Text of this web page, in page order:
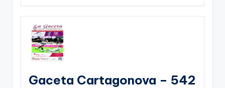
Gaceta Cartagonova – 542